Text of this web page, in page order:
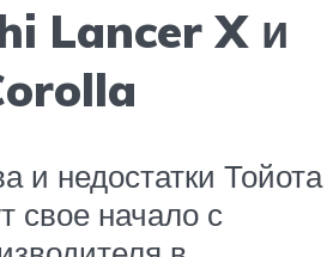
Lancer X и
и недостатки Тойота
свое начало с